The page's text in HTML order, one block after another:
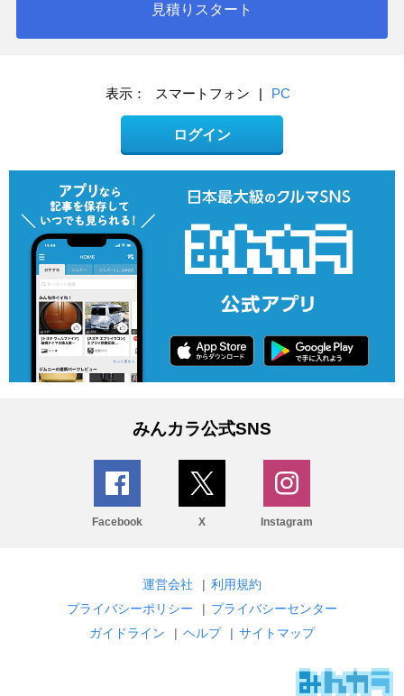
見積りスタート
表示： スマートフォン | PC
ログイン
みんカラ公式SNS
Facebook X Instagram
運営会社 | 利用規約
プライバシーポリシー
| プライバシーセンター
ガイドライン
| ヘルプ | サイトマップ